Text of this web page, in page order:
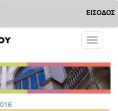
ΕΙΣΟΔΟΣ
Toggle